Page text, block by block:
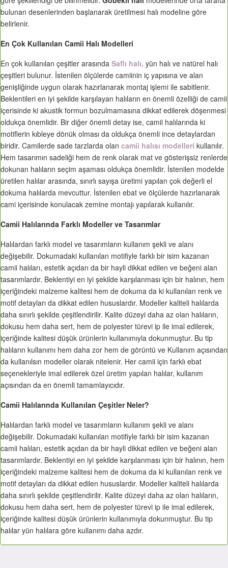
bulunan desenlerinden başlanarak üretilmesi halı modeline göre
belirlenir.
En Çok Kullanılan Camii Halı Modelleri
En çok kullanılan çeşitler arasında Saflı halı, yün halı ve natürel halı
çeşitleri bulunur. İstenilen ölçülerde camiinin iç yapısına ve alan
genişliğinde uygun olarak hazırlanarak montaj işlemi ile sabitlenir.
Beklentileri en iyi şekilde karşılayan halıların en önemli özelliği de camii
içerisinde ki akustik formun bozulmamasına dikkat edilerek döşenmesi
oldukça önemlidir. Bir diğer önemli detay ise, camii halılarında ki
motiflerin kıbleye dönük olması da oldukça önemli ince detaylardan
biridir. Camilerde sade tarzlarda olan camii halısı modelleri kullanılır.
Hem tasarımın sadeliği hem de renk olarak mat ve gösterişsiz renlerde
dokunan halıların seçim aşaması oldukça önemlidir. İstenilen modelde
üretilen halılar arasında, sınırlı sayışa üretimi yapılan çok değerli el
dokuma halılarda mevcuttur. İstenilen ebat ve ölçülerde hazırlanarak
cami içerisinde konulacak zemine montajı yapılarak kullanılır.
Camii Halılarında Farklı Modeller ve Tasarımlar
Halılardan farklı model ve tasarımların kullanım şekli ve alanı
değişebilir. Dokumadaki kullanılan motifiyle farklı bir isim kazanan
camii halıları, estetik açıdan da bir hayli dikkat edilen ve beğeni alan
tasarımlardır. Beklentiyi en iyi şekilde karşılanması için bir halının, hem
içeriğindeki malzeme kalitesi hem de dokuma da ki kullanılan renk ve
motif detayları da dikkat edilen hususlardır. Modeller kaliteli halılarda
daha sınırlı şekilde çeşitlendirilir. Kalite düzeyi daha az olan halıların,
dokusu hem daha sert, hem de polyester türevi ip ile imal edilerek,
içeriğinde kalitesi düşük ürünlerin kullanımıyla dokunmuştur. Bu tip
halıların kullanımı hem daha zor hem de görüntü ve Kullanım açısından
da kullanılsın modeller olarak nitelenir. Her camii için farklı ebat
seçenekleriyle imal edilerek özel üretim yapılan halılar, kullanım
açısından da en önemli tamamlayıcıdır.
Camii Halılarında Kullanılan Çeşitler Neler?
Halılardan farklı model ve tasarımların kullanım şekli ve alanı
değişebilir. Dokumadaki kullanılan motifiyle farklı bir isim kazanan
camii halıları, estetik açıdan da bir hayli dikkat edilen ve beğeni alan
tasarımlardır. Beklentiyi en iyi şekilde karşılanması için bir halının, hem
içeriğindeki malzeme kalitesi hem de dokuma da ki kullanılan renk ve
motif detayları da dikkat edilen hususlardır. Modeller kaliteli halılarda
daha sınırlı şekilde çeşitlendirilir. Kalite düzeyi daha az olan halıların,
dokusu hem daha sert, hem de polyester türevi ip ile imal edilerek,
içeriğinde kalitesi düşük ürünlerin kullanımıyla dokunmuştur. Bu tip
halılar yün halılara göre kullanımı daha azdır.